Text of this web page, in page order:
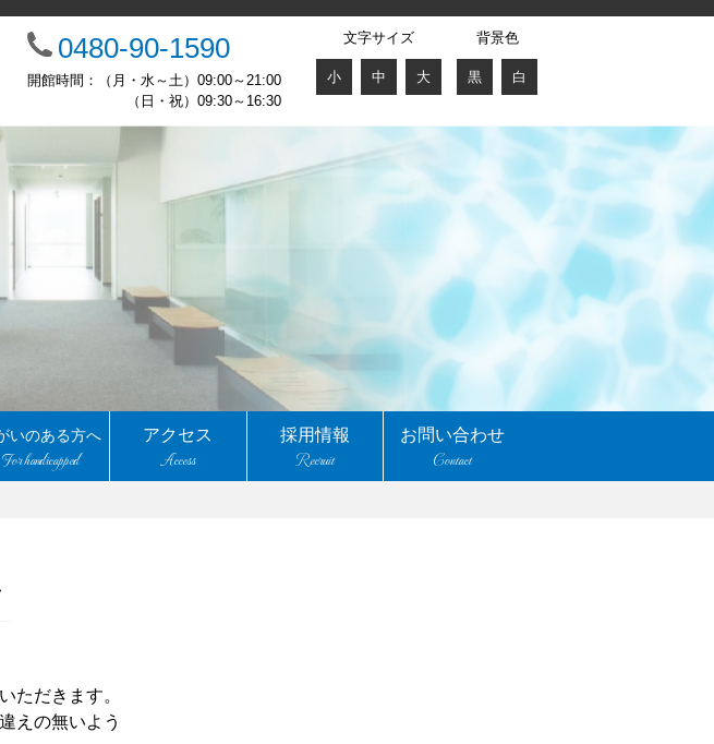
0480-90-1590
開館時間：（月・水～土）09:00～21:00
（日・祝）09:30～16:30
文字サイズ
小 中 大
背景色
黒 白
いのある方へ
For handicapped
アクセス
Access
採用情報
Recruit
お問い合わせ
Contact
ただきます。
えの無いよう